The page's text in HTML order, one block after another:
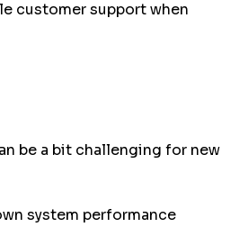
customer support when
be a bit challenging for new
system performance